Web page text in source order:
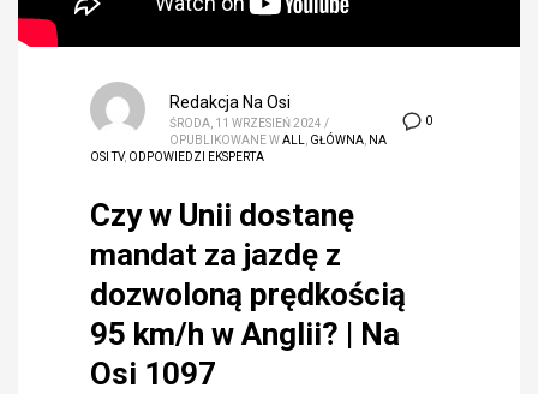
0
Redakcja Na Osi
ŚRODA, 11 WRZESIEŃ 2024 /
OPUBLIKOWANE WALL, GŁÓWNA, NA
OSI TV, ODPOWIEDZI EKSPERTA
Czy w Unii dostanę
mandat za jazdę z
dozwoloną prędkością
95 km/h w Anglii? | Na
Osi 1097